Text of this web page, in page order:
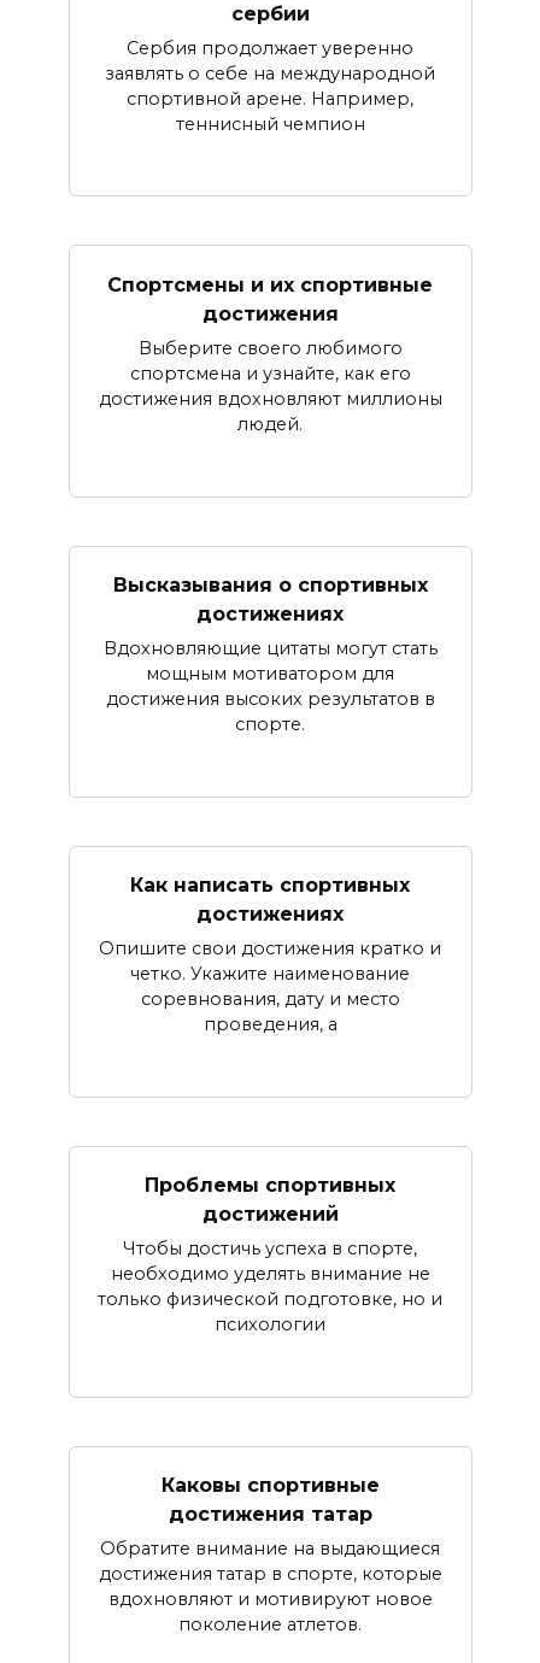
сербии
Сербия продолжает уверенно
заявлять о себе на международной
спортивной арене. Например,
теннисный чемпион
Спортсмены и их спортивные
достижения
Выберите своего любимого
спортсмена и узнайте, как его
достижения вдохновляют миллионы
людей.
Высказывания о спортивных
достижениях
Вдохновляющие цитаты могут стать
мощным мотиватором для
достижения высоких результатов в
спорте.
Как написать спортивных
достижениях
Опишите свои достижения кратко и
четко. Укажите наименование
соревнования, дату и место
проведения, а
Проблемы спортивных
достижений
Чтобы достичь успеха в спорте,
необходимо уделять внимание не
только физической подготовке, но и
психологии
Каковы спортивные
достижения татар
Обратите внимание на выдающиеся
достижения татар в спорте, которые
вдохновляют и мотивируют новое
поколение атлетов.